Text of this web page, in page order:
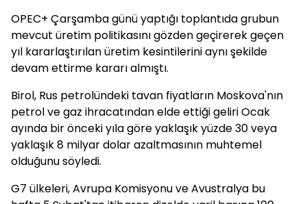
OPEC+ Çarşamba günü yaptığı toplantıda grubun
mevcut üretim politikasını gözden geçirerek geçen
yıl kararlaştırılan üretim kesintilerini aynı şekilde
devam ettirme kararı almıştı.
Birol, Rus petrolündeki tavan fiyatların Moskova'nın
petrol ve gaz ihracatından elde ettiği geliri Ocak
ayında bir önceki yıla göre yaklaşık yüzde 30 veya
yaklaşık 8 milyar dolar azaltmasının muhtemel
olduğunu söyledi.
G7 ülkeleri, Avrupa Komisyonu ve Avustralya bu